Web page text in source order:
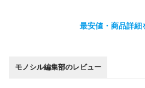
最安値・商品詳細
モノシル編集部のレビュー